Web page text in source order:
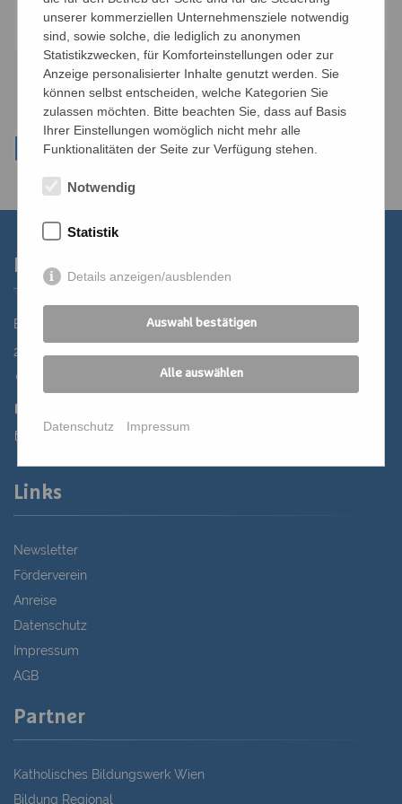
Anmelden
Kontakt
Bildungszentrum St. Bernhard der Erzdiözese Wien
2700 Wiener Neustadt, Domplatz 1
st.bernhard@edw.or.at
Links
Newsletter
Förderverein
Anreise
Datenschutz
Impressum
AGB
Partner
Katholisches Bildungswerk Wien
Bildung Regional
unserer kommerziellen Unternehmensziele notwendig
sind, sowie solche, die lediglich zu anonymen
Statistikzwecken, für Komforteinstellungen oder zur
Anzeige personalisierter Inhalte genutzt werden. Sie
können selbst entscheiden, welche Kategorien Sie
zulassen möchten. Bitte beachten Sie, dass auf Basis
Ihrer Einstellungen womöglich nicht mehr alle
Funktionalitäten der Seite zur Verfügung stehen.
Notwendig
Statistik
Details anzeigen/ausblenden
Auswahl bestätigen
Alle auswählen
Datenschutz Impressum